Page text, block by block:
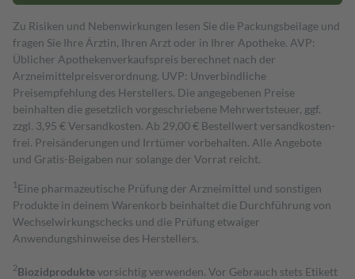
Zu Risiken und Nebenwirkungen lesen Sie die Packungsbeilage und
fragen Sie Ihre Ärztin, Ihren Arzt oder in Ihrer Apotheke. AVP:
Üblicher Apothekenverkaufspreis berechnet nach der
Arzneimittelpreisverordnung. UVP: Unverbindliche
Preisempfehlung des Herstellers. Die angegebenen Preise
beinhalten die gesetzlich vorgeschriebene Mehrwertsteuer, ggf.
zzgl. 3,95 € Versandkosten. Ab 29,00 € Bestell­wert versand­kosten­
frei. Preisänderungen und Irrtümer vorbehalten. Alle Angebote
und Gratis-Beigaben nur solange der Vorrat reicht.
1 Eine pharmazeutische Prüfung der Arzneimittel und sonstigen
Produkte in deinem Warenkorb beinhaltet die Durchführung von
Wechselwirkungschecks und die Prüfung etwaiger
Anwendungshinweise des Herstellers.
2Biozidproduktevorsichtig verwenden. Vor Gebrauch stets Etikett